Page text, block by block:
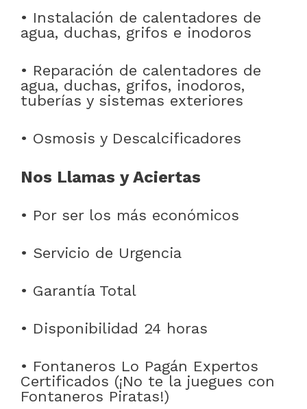
• Instalación de calentadores de
agua, duchas, grifos e inodoros
• Reparación de calentadores de
agua, duchas, grifos, inodoros,
tuberías y sistemas exteriores
• Osmosis y Descalcificadores
Nos Llamas y Aciertas
• Por ser los más económicos
• Servicio de Urgencia
• Garantía Total
• Disponibilidad 24 horas
• Fontaneros Lo Pagán Expertos
Certificados (¡No te la juegues con
Fontaneros Piratas!)